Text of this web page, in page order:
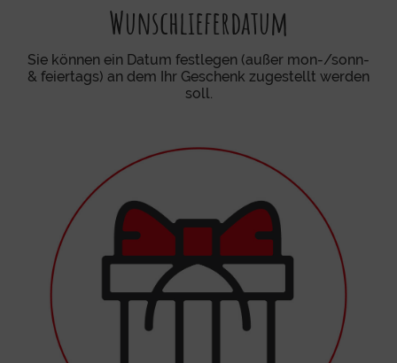
Wunschlieferdatum
Sie können ein Datum festlegen (außer mon-/sonn-
& feiertags) an dem Ihr Geschenk zugestellt werden
soll.